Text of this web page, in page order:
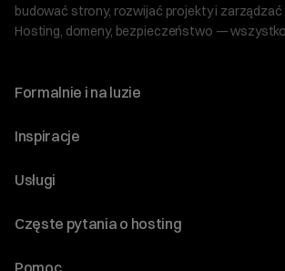
budować strony, rozwijać projekty i zarządzać
Hosting, domeny, bezpieczeństwo —
Formalnie i na luzie
O nas
Program Korzyści dla Inwestorów
Regulaminy i specyfikacje
Inspiracje
Blog
WordPress
Audyt stron
Usługi
Domeny
Częste pytania o hosting
Jak przenieść stronę?
Pomoc